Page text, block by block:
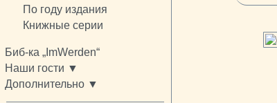
По году издания
Книжные серии
Биб-ка „ImWerden“
Наши гости ▼
Дополнительно ▼